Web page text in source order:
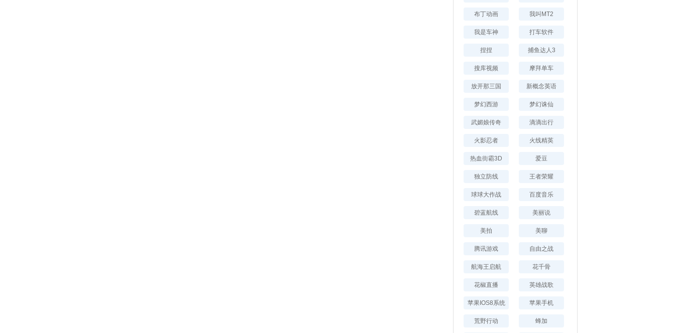
布丁动画 我叫MT2
我是车神 打车软件
捏捏 捕鱼达人3
搜库视频 摩拜单车
放开那三国 新概念英语
梦幻西游 梦幻诛仙
武媚娘传奇 滴滴出行
火影忍者 火线精英
热血街霸3D 爱豆
独立防线 王者荣耀
球球大作战 百度音乐
碧蓝航线 美丽说
美拍 美聊
腾讯游戏 自由之战
航海王启航 花千骨
花椒直播 英雄战歌
苹果IOS8系统 苹果手机
荒野行动 蜂加